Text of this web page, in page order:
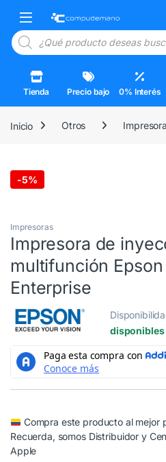
Open
Búsqueda de productos
Tienda Precio bajo 0% Interés
Inicio Otros
-5%
Impresoras
Impresora de
multifunción
Enterprise
disponibles
Compra este producto al mejor
Recuerda, somos Distribuidor y
Apple